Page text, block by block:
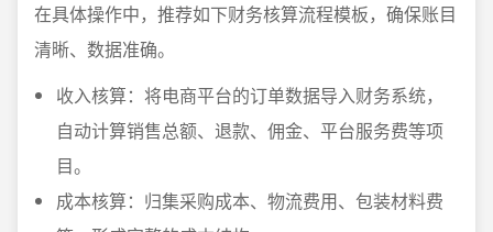
在具体操作中，推荐如下财务核算流程模板，确保账目
清晰、数据准确。
收入核算：将电商平台的订单数据导入财务系统，
自动计算销售总额、退款、佣金、平台服务费等项
目。
成本核算：归集采购成本、物流费用、包装材料费